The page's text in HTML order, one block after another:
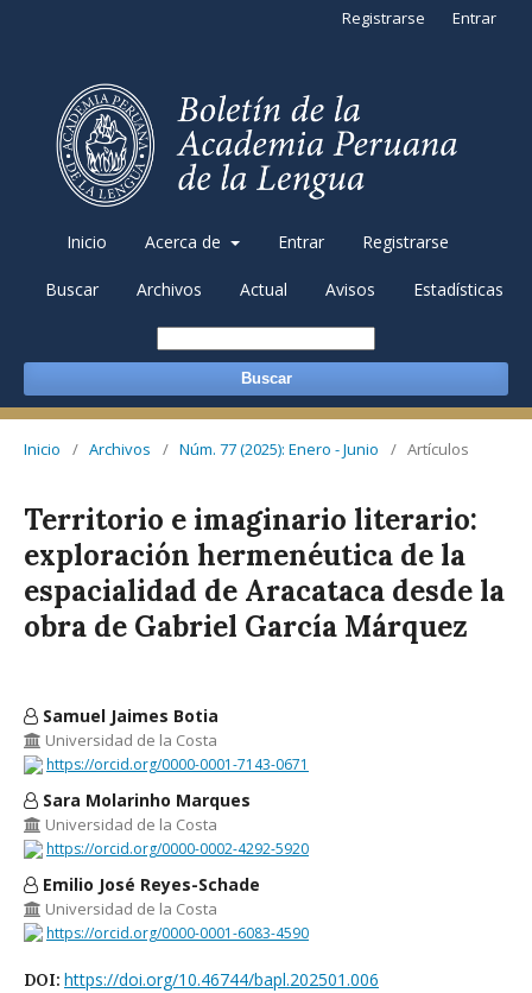
Inicio Acerca de Entrar Registrarse
Buscar Archivos Actual Avisos Estadísticas
Buscar
Registrarse Entrar
Inicio / Archivos / Núm. 77 (2025): Enero - Junio / Artículos
Territorio e imaginario literario:
exploración hermenéutica de la
espacialidad de Aracataca desde la
obra de Gabriel García Márquez
Samuel Jaimes Botia
Universidad de la Costa
https://orcid.org/0000-0001-7143-0671
Sara Molarinho Marques
Universidad de la Costa
https://orcid.org/0000-0002-4292-5920
Emilio José Reyes-Schade
Universidad de la Costa
https://orcid.org/0000-0001-6083-4590
DOI: https://doi.org/10.46744/bapl.202501.006